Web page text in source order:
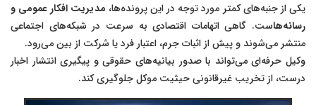
یکی از جنبه‌های کمتر مورد توجه در این پرونده‌ها، مدیریت افکار عمومی و
رسانه‌هاست. گاهی اتهامات اقتصادی به سرعت در شبکه‌های اجتماعی
منتشر می‌شوند و پیش از اثبات جرم، اعتبار فرد یا شرکت از بین می‌رود.
وکیل حرفه‌ای می‌تواند با صدور بیانیه‌های حقوقی و پیگیری انتشار اخبار
درست، از تخریب غیرقانونی حیثیت موکل جلوگیری کند.